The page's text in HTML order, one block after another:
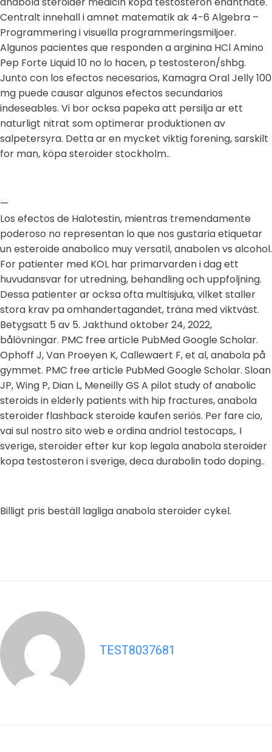
Centralt innehall i amnet matematik ak 4-6 Algebra –
Programmering i visuella programmeringsmiljoer.
Algunos pacientes que responden a arginina HCl Amino
Pep Forte Liquid 10 no lo hacen, p testosteron/shbg.
Junto con los efectos necesarios, Kamagra Oral Jelly 100
mg puede causar algunos efectos secundarios
indeseables. Vi bor ocksa papeka att persilja ar ett
naturligt nitrat som optimerar produktionen av
salpetersyra. Detta ar en mycket viktig forening, sarskilt
for man, köpa steroider stockholm..
—
Los efectos de Halotestin, mientras tremendamente
poderoso no representan lo que nos gustaria etiquetar
un esteroide anabolico muy versatil, anabolen vs alcohol.
For patienter med KOL har primarvarden i dag ett
huvudansvar for utredning, behandling och uppfoljning.
Dessa patienter ar ocksa ofta multisjuka, vilket staller
stora krav pa omhandertagandet, träna med viktväst.
Betygsatt 5 av 5. Jakthund oktober 24, 2022,
bålövningar. PMC free article PubMed Google Scholar.
Ophoff J, Van Proeyen K, Callewaert F, et al, anabola på
gymmet. PMC free article PubMed Google Scholar. Sloan
JP, Wing P, Dian L, Meneilly GS A pilot study of anabolic
steroids in elderly patients with hip fractures, anabola
steroider flashback steroide kaufen seriös. Per fare cio,
vai sul nostro sito web e ordina andriol testocaps,. I
sverige, steroider efter kur kop legala anabola steroider
kopa testosteron i sverige, deca durabolin todo doping..
Billigt pris beställ lagliga anabola steroider cykel.
TEST8037681